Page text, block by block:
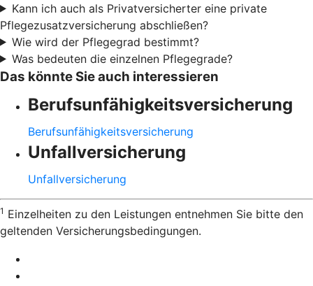
Kann ich auch als Privatversicherter eine private
Pflegezusatzversicherung abschließen?
Wie wird der Pflegegrad bestimmt?
Was bedeuten die einzelnen Pflegegrade?
Das könnte Sie auch interessieren
Berufsunfähigkeitsversicherung
Berufsunfähigkeitsversicherung
Unfallversicherung
Unfallversicherung
1 Einzelheiten zu den Leistungen entnehmen Sie bitte den
geltenden Versicherungsbedingungen.